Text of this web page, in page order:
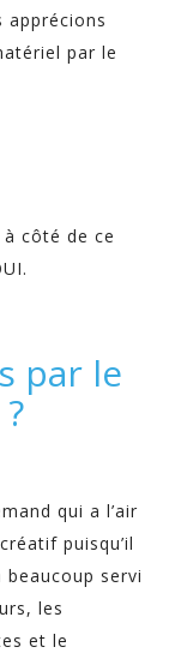
apprécions
par le
côté de ce
par le
qui a l’air
puisqu’il
servi
les
et le